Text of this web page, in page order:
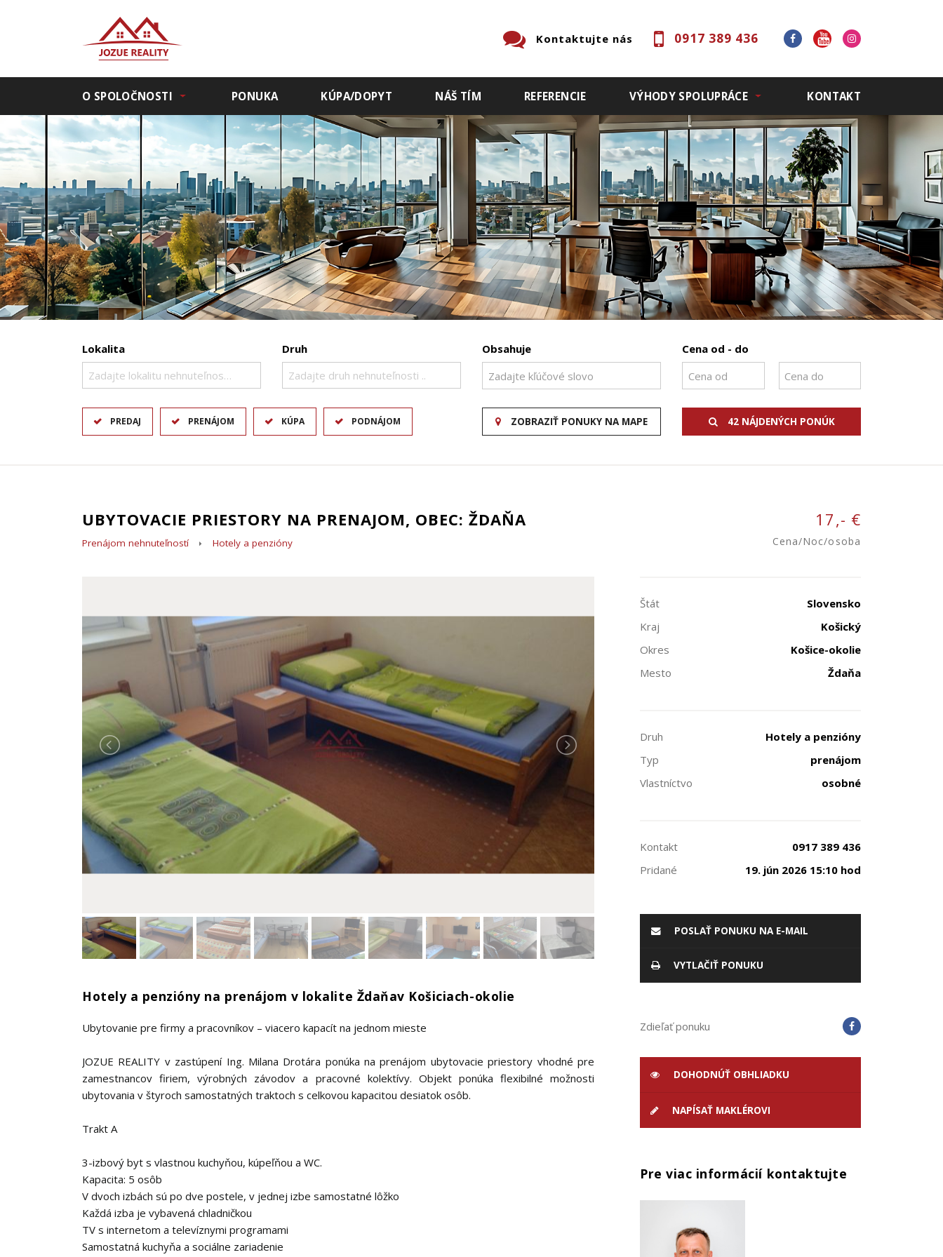
0917 389 436
Kontaktujte nás
O SPOLOČNOSTI PONUKA KÚPA/DOPYT NÁŠ TÍM REFERENCIE VÝHODY SPOLUPRÁCE KONTAKT
Lokalita
Zadajte lokalitu nehnuteľnosti ..
Druh
Zadajte druh nehnuteľnosti ..
Obsahuje Cena od - do
PREDAJ PRENÁJOM KÚPA PODNÁJOM ZOBRAZIŤ PONUKY NA MAPE 42 NÁJDENÝCH PONÚK
UBYTOVACIE PRIESTORY NA PRENAJOM, OBEC: ŽDAŇA 17,- €
Cena/Noc/osoba
Prenájom nehnuteľností Hotely a penzióny
Hotely a penzióny na prenájom v lokalite Ždaňav Košiciach-okolie
Ubytovanie pre firmy a pracovníkov – viacero kapacít na jednom mieste
JOZUE REALITY v zastúpení Ing. Milana Drotára ponúka na prenájom ubytovacie priestory vhodné pre
zamestnancov firiem, výrobných závodov a pracovné kolektívy. Objekt ponúka flexibilné možnosti
ubytovania v štyroch samostatných traktoch s celkovou kapacitou desiatok osôb.
Trakt A
3-izbový byt s vlastnou kuchyňou, kúpeľňou a WC.
Kapacita: 5 osôb
V dvoch izbách sú po dve postele, v jednej izbe samostatné lôžko
Každá izba je vybavená chladničkou
TV s internetom a televíznymi programami
Samostatná kuchyňa a sociálne zariadenie
Štát
Slovensko
Kraj
Košický
Okres
Košice-okolie
Mesto
Ždaňa
Druh
Hotely a penzióny
Typ
prenájom
Vlastníctvo
osobné
Kontakt
0917 389 436
Pridané
19. jún 2026 15:10 hod
POSLAŤ PONUKU NA E-MAIL
VYTLAČIŤ PONUKU
Zdieľať ponuku
DOHODNÚŤ OBHLIADKU
NAPÍSAŤ MAKLÉROVI
Pre viac informácií kontaktujte